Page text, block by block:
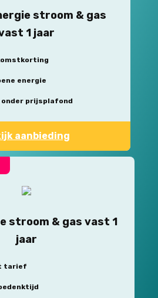
stroom & gas
1 jaar
energie
onder prijsplafond
aanbieding
stroom & gas vast 1
jaar
tarief